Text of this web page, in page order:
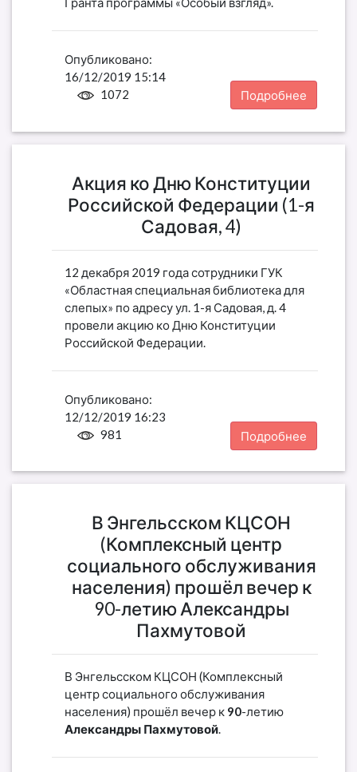
Опубликовано:
16/12/2019 15:14
1072
Подробнее
Акция ко Дню Конституции
Российской Федерации (1-я
Садовая, 4)
12 декабря 2019 года сотрудники ГУК
«Областная специальная библиотека для
слепых» по адресу ул. 1-я Садовая, д. 4
провели акцию ко Дню Конституции
Российской Федерации.
Опубликовано:
12/12/2019 16:23
981
Подробнее
В Энгельсском КЦСОН
(Комплексный центр
социального обслуживания
населения) прошёл вечер к
90-летию Александры
Пахмутовой
В Энгельсском КЦСОН (Комплексный
центр социального обслуживания
населения) прошёл вечер к 90-летию
Александры Пахмутовой.